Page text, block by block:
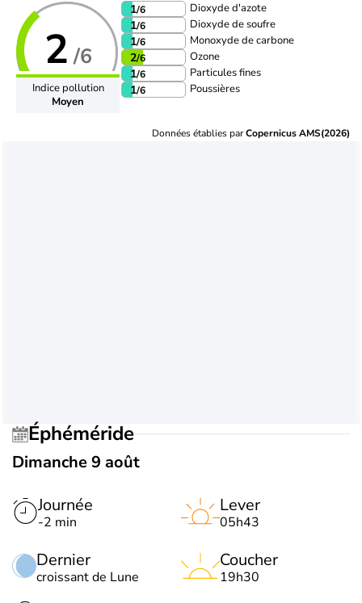
2 /6
Indice pollution
Moyen
1/6 Dioxyde d'azote
1/6 Dioxyde de soufre
1/6 Monoxyde de carbone
2/6 Ozone
1/6 Particules fines
1/6 Poussières
Données établies parCopernicus AMS(2026)
Éphéméride
Dimanche 9 août
Journée
-2 min
Dernier
croissant de Lune
Lever
05h43
Coucher
19h30